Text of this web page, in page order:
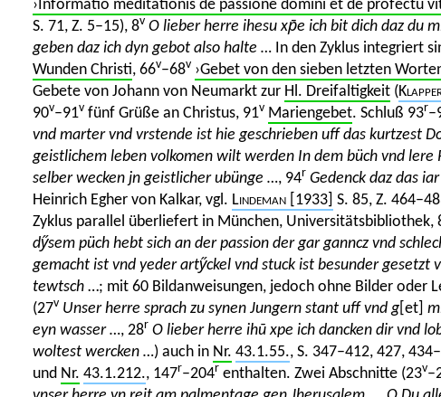
›Informatio meditationis de passione domini et de profectu
S. 71, Z. 5–15), 8v O lieber herre ihesu xp̄e ich bit dich daz du
geben daz ich dyn gebot also halte …In den Zyklus integriert
Wunden Christi, 66v–68v ›Gebet von den sieben letzten
Gebete von Johann von Neumarkt zur Hl. Dreifaltigkeit(
90v–91v fünf Grüße an Christus, 91v Mariengebet. Schluß 93r
vnd marter vnd vrstende ist hie geschrieben uff das kurtzest
geistlichem leben volkomen wilt werden In dem büch vnd lere
selber wecken jn geistlicher ubünge …, 94r Gedenck daz das
Heinrich Egher von Kalkar, vgl. Lindeman[1933] S. 85, Z.
Zyklus parallel überliefert in München, Universitätsbibliothek,
dy̋sem püch hebt sich an der passion der gar ganncz vnd
gemacht ist vnd yeder arty̋ckel vnd stuck ist besunder gesetzt
tewtsch…; mit 60 Bildanweisungen, jedoch ohne Bilder oder
(27v Unser herre sprach zu synen Jungern stant uff vnd g[et]
eyn wasser …, 28r O lieber herre ihū xpe ich dancken dir vnd
woltest wercken …) auch in Nr. 43.1.55., S. 347–412, 427,
und Nr. 43.1.212., 147r–204r enthalten. Zwei Abschnitte (23v